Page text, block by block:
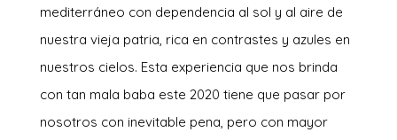
mediterráneo con dependencia al sol y al aire de
nuestra vieja patria, rica en contrastes y azules en
nuestros cielos. Esta experiencia que nos brinda
con tan mala baba este 2020 tiene que pasar por
nosotros con inevitable pena, pero con mayor